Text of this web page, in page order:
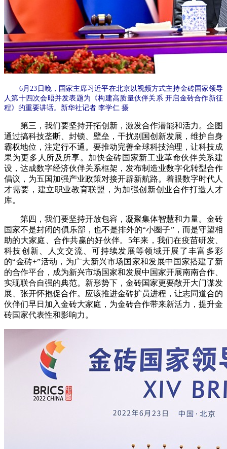
6月23日晚，国家主席习近平在北京以视频方式主持金砖国家领导
人第十四次会晤并发表题为《构建高质量伙伴关系 开启金砖合作新征
程》的重要讲话。新华社记者 李学仁 摄
第三，我们要坚持开拓创新，激发合作潜能和活力。企图
通过搞科技垄断、封锁、壁垒，干扰别国创新发展，维护自身
霸权地位，注定行不通。要推动完善全球科技治理，让科技成
果为更多人所及所享。加快金砖国家新工业革命伙伴关系建
设，达成数字经济伙伴关系框架，发布制造业数字化转型合作
倡议，为五国加强产业政策对接开辟新航路。着眼数字时代人
才需要，建立职业教育联盟，为加强创新创业合作打造人才
库。
第四，我们要坚持开放包容，凝聚集体智慧和力量。金砖
国家不是封闭的俱乐部，也不是排外的“小圈子”，而是守望相
助的大家庭、合作共赢的好伙伴。5年来，我们在疫苗研发、
科技创新、人文交流、可持续发展等领域开展了丰富多彩
的“金砖+”活动，为广大新兴市场国家和发展中国家搭建了新
的合作平台，成为新兴市场国家和发展中国家开展南南合作、
实现联合自强的典范。新形势下，金砖国家更要敞开大门谋发
展、张开怀抱促合作。应该推进金砖扩员进程，让志同道合的
伙伴们早日加入金砖大家庭，为金砖合作带来新活力，提升金
砖国家代表性和影响力。